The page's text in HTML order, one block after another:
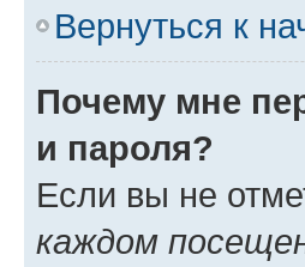
Вернуться к
Почему мне
и пароля?
Если вы не
каждом